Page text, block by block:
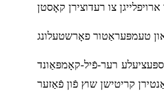
רער-פֿיל-קאָמפּאַונד